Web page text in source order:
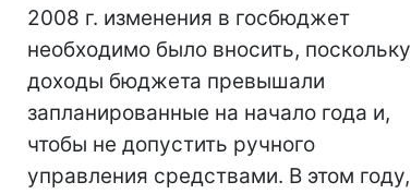
2008 г. изменения в госбюджет
необходимо было вносить, поскольку
доходы бюджета превышали
запланированные на начало года и,
чтобы не допустить ручного
управления средствами. В этом году,